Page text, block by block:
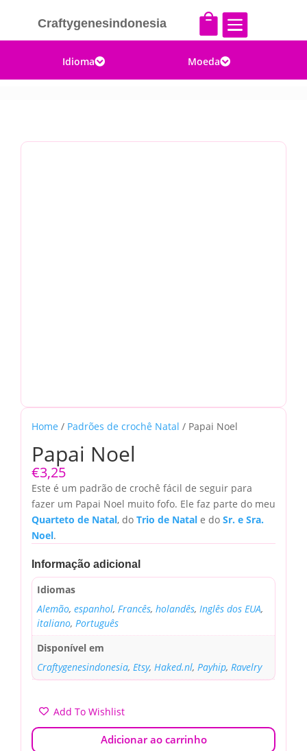
Craftygenesindonesia  
Idioma Moeda
Home / Padrões de crochê Natal / Papai Noel
Papai Noel
€3,25
Este é um padrão de crochê fácil de seguir para
fazer um Papai Noel muito fofo. Ele faz parte do meu
Quarteto de Natal, do Trio de Natal e do Sr. e Sra.
Noel.
Informação adicional
Idiomas
Alemão, espanhol, Francês, holandês, Inglês dos EUA,
italiano, Português
Disponível em
Craftygenesindonesia, Etsy, Haked.nl, Payhip, Ravelry
Add To Wishlist
Adicionar ao carrinho